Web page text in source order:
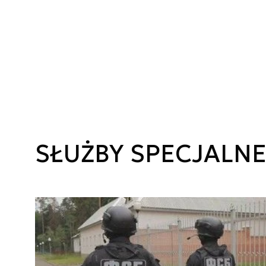
SŁUŻBY SPECJALNE